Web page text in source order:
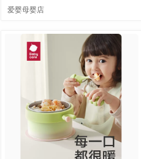
爱婴母婴店